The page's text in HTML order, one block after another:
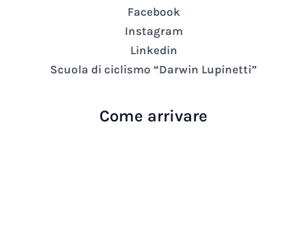
Facebook
Instagram
Linkedin
Scuola di ciclismo “Darwin Lupinetti”
Come arrivare